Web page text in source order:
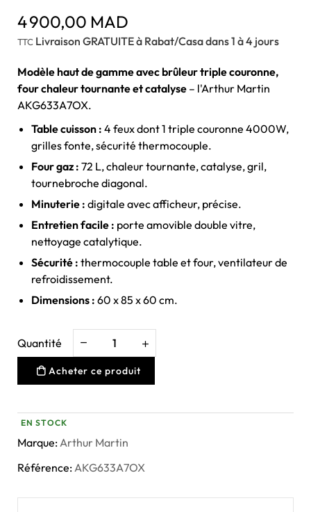
4 900,00 MAD
TTC Livraison GRATUITE à Rabat/Casa dans 1 à 4 jours
Modèle haut de gamme avec brûleur triple couronne,
four chaleur tournante et catalyse – l'Arthur Martin
AKG633A7OX.
Table cuisson : 4 feux dont 1 triple couronne 4000W,
grilles fonte, sécurité thermocouple.
Four gaz : 72 L, chaleur tournante, catalyse, gril,
tournebroche diagonal.
Minuterie : digitale avec afficheur, précise.
Entretien facile : porte amovible double vitre,
nettoyage catalytique.
Sécurité : thermocouple table et four, ventilateur de
refroidissement.
Dimensions : 60 x 85 x 60 cm.
Quantité
Acheter ce produit
EN STOCK
Marque:Arthur Martin
Référence:AKG633A7OX